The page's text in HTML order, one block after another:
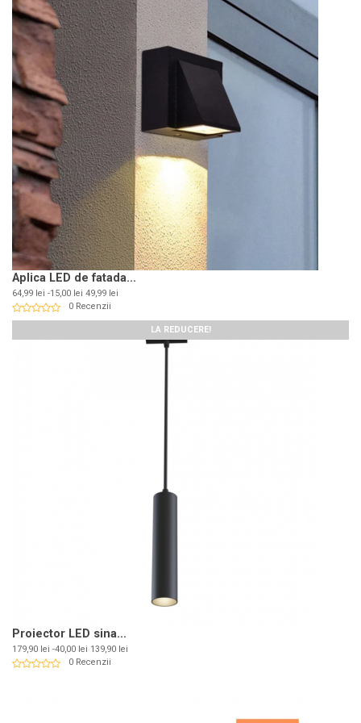
Aplica LED de fatada...
Pret
de
baza
64,99 lei -15,00 lei Pret
49,99 lei
0 Recenzii
Proiector LED sina...
Pret
de
179,90 lei -40,00 lei Pret
139,90 lei
0 Recenzii
LA REDUCERE!